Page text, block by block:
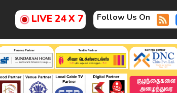
LIVE 24 X 7 Follow Us On